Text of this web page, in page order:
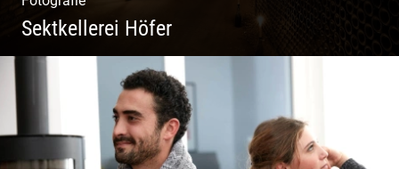
Sektkellerei Höfer
Sekt Perlen | Tiefe Keller | Coole Kerle |
Idyllische Weinberge